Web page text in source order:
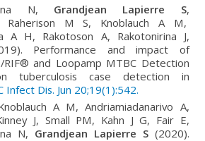
N, Grandjean Lapierre S,
Raherison M S, Knoblauch A M,
A H, Rakotoson A, Rakotonirina J,
Performance and impact of
and Loopamp MTBC Detection
tuberculosis case detection in
Infect Dis. Jun 20;19(1):542.
A M, Andriamiadanarivo A,
J, Small PM, Kahn J G, Fair E,
N, Grandjean Lapierre S(2020).